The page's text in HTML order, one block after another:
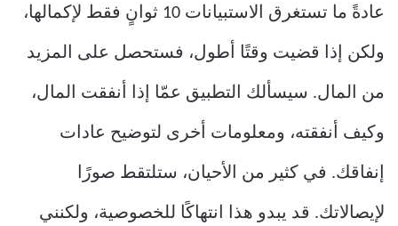
عادةً ما تستغرق الاستبيانات 10 ثوانٍ فقط لإكمالها،
ولكن إذا قضيت وقتًا أطول، فستحصل على المزيد
من المال. سيسألك التطبيق عمّا إذا أنفقت المال،
وكيف أنفقته، ومعلومات أخرى لتوضيح عادات
إنفاقك. في كثير من الأحيان، ستلتقط صورًا
لإيصالاتك. قد يبدو هذا انتهاكًا للخصوصية، ولكنني